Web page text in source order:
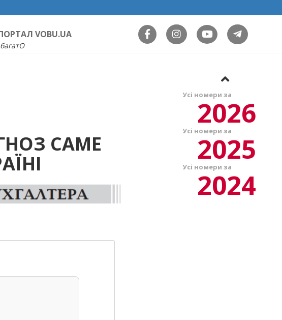
VOBU.UA
САМЕ
Усі номери за
2026
Усі номери за
2025
Усі номери за
2024